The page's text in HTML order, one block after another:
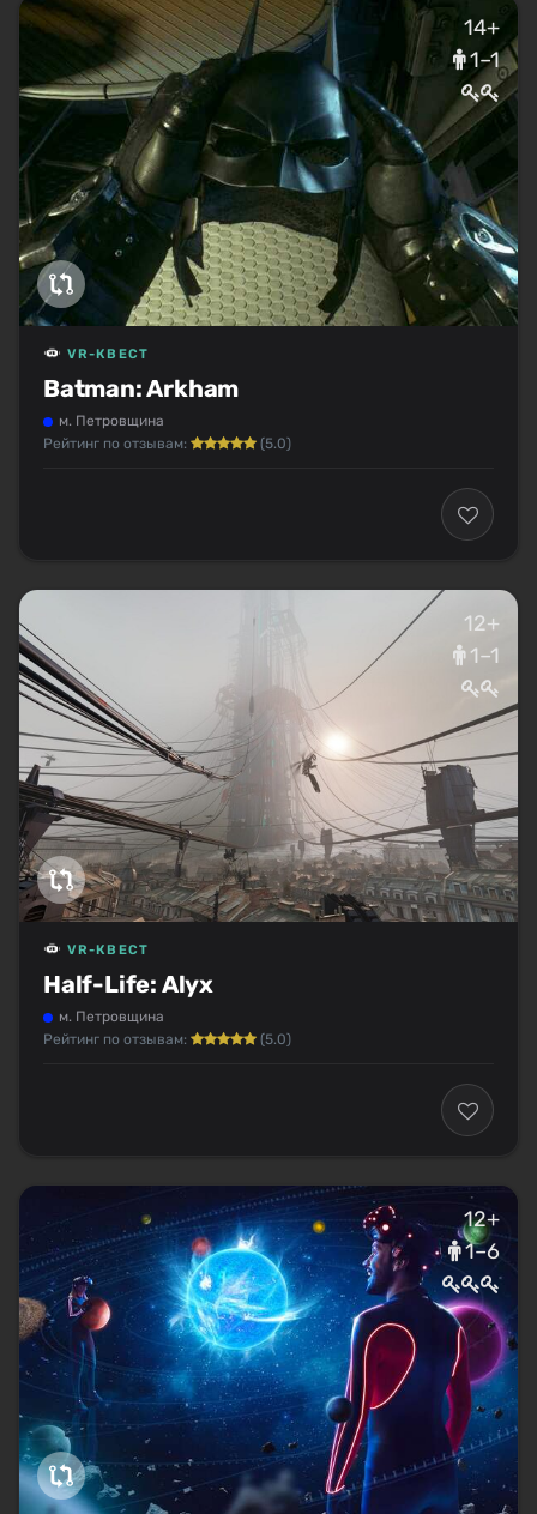
14+
1–1
Batman: Arkham
VR-КВЕСТ
м. Петровщина
Рейтинг по отзывам:
(5.0)
12+
1–1
Half-Life: Alyx
VR-КВЕСТ
м. Петровщина
Рейтинг по отзывам:
(5.0)
12+
1–6